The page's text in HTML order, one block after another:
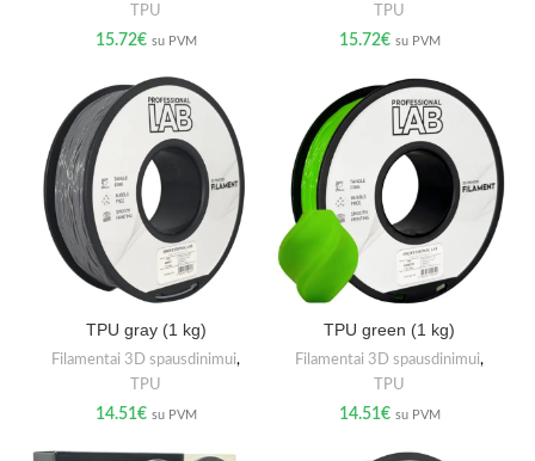
TPU
15.72€ su PVM
TPU
15.72€ su PVM
TPU gray (1 kg)
Filamentai 3D spausdinimui,
TPU
14.51€ su PVM
TPU green (1 kg)
Filamentai 3D spausdinimui,
TPU
14.51€ su PVM